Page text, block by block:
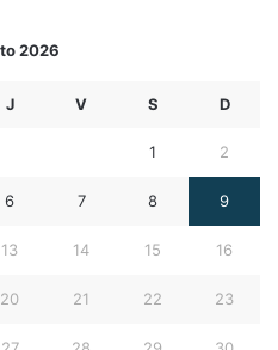
2026
J V S D
1 2
6 7 8 9
13 14 15 16
20 21 22 23